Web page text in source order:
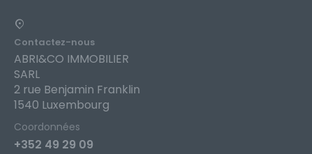
Contactez-nous
ABRI&CO IMMOBILIER
SARL
2 rue Benjamin Franklin
1540 Luxembourg
Coordonnées
+352 49 29 09